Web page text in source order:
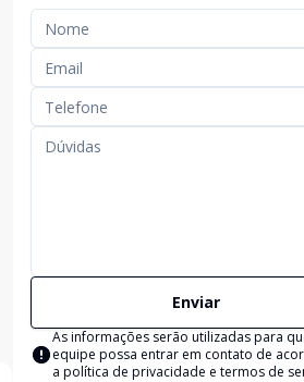
Enviar
As informações serão utilizadas para
equipe possa entrar em contato de
a política de privacidade e termos de